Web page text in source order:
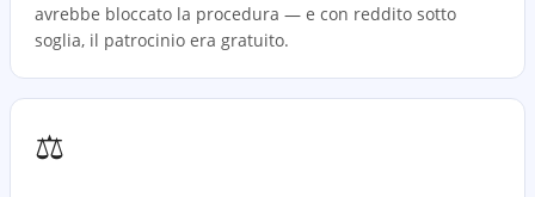
avrebbe bloccato la procedura — e con reddito sotto
soglia, il patrocinio era gratuito.
⚖️